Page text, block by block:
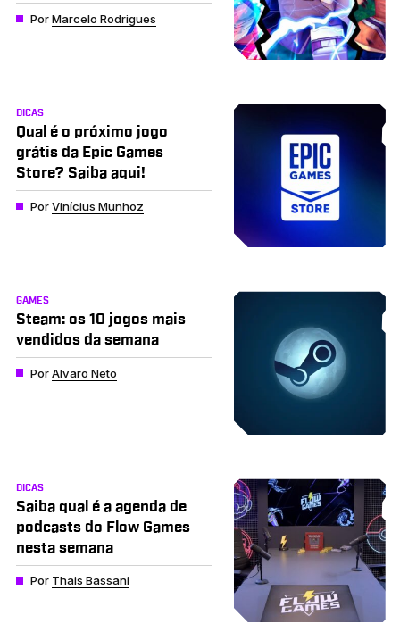
PorMarcelo Rodrigues
DICAS
Qual é o próximo jogo
grátis da Epic Games
Store? Saiba aqui!
PorVinícius Munhoz
GAMES
Steam: os 10 jogos mais
vendidos da semana
PorAlvaro Neto
DICAS
Saiba qual é a agenda de
podcasts do Flow Games
nesta semana
Por Thais Bassani